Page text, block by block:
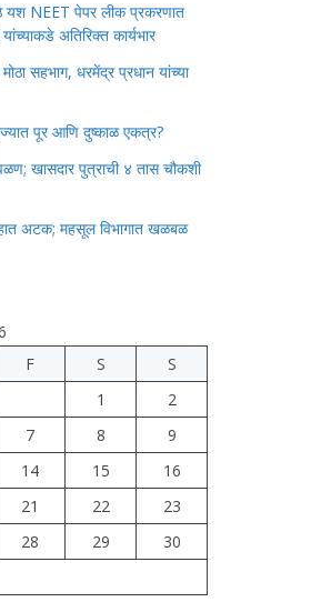
यश NEET पेपर लीक प्रकरणात
अतिरिक्त कार्यभार
सहभाग, धरमेंद्र प्रधान यांच्या
पूर आणि दुष्काळ एकत्र?
खासदार पुत्राची ४ तास चौकशी
अटक; महसूल विभागात खळबळ
F S
S
1
2
7 8
9
14 15
16
21 22
23
28 29
30